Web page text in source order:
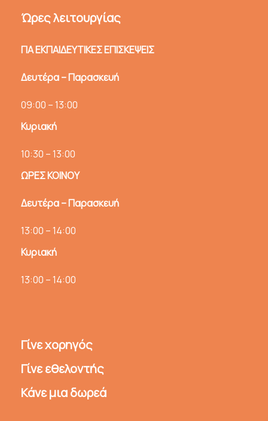
Ώρες λειτουργίας
ΓΙΑ ΕΚΠΑΙΔΕΥΤΙΚΕΣ ΕΠΙΣΚΕΨΕΙΣ
Δευτέρα – Παρασκευή
09:00 – 13:00
Κυριακή
10:30 – 13:00
ΩΡΕΣ ΚΟΙΝΟΥ
Δευτέρα – Παρασκευή
13:00 – 14:00
Κυριακή
13:00 – 14:00
Γίνε χορηγός
Γίνε εθελοντής
Κάνε μια δωρεά